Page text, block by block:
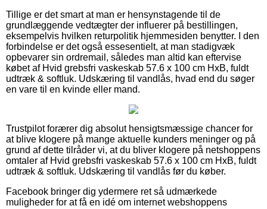
Tillige er det smart at man er hensynstagende til de
grundlæggende vedtægter der influerer på bestillingen,
eksempelvis hvilken returpolitik hjemmesiden benytter. I den
forbindelse er det også essesentielt, at man stadigvæk
opbevarer sin ordremail, således man altid kan eftervise
købet af Hvid grebsfri vaskeskab 57.6 x 100 cm HxB, fuldt
udtræk & softluk. Udskæring til vandlås, hvad end du søger
en vare til en kvinde eller mand.
Trustpilot forærer dig absolut hensigtsmæssige chancer for
at blive klogere på mange aktuelle kunders meninger og på
grund af dette tilråder vi, at du bliver klogere på netshoppens
omtaler af Hvid grebsfri vaskeskab 57.6 x 100 cm HxB, fuldt
udtræk & softluk. Udskæring til vandlås før du køber.
Facebook bringer dig ydermere ret så udmærkede
muligheder for at få en idé om internet webshoppens